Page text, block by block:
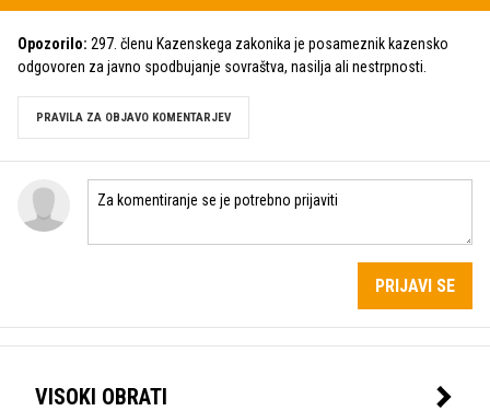
Opozorilo: 297. členu Kazenskega zakonika je posameznik kazensko
odgovoren za javno spodbujanje sovraštva, nasilja ali nestrpnosti.
PRAVILA ZA OBJAVO KOMENTARJEV
PRIJAVI SE
VISOKI OBRATI